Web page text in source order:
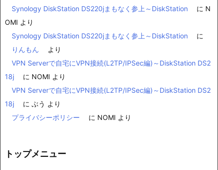
Synology DiskStation DS220jまもなく参上～DiskStation に N
OMI より
Synology DiskStation DS220jまもなく参上～DiskStation
に
りんもん
より
VPN Serverで自宅にVPN接続(L2TP/IPSec編)～DiskStation DS2
18j
に NOMI より
VPN Serverで自宅にVPN接続(L2TP/IPSec編)～DiskStation DS2
18j
に ぶう より
プライバシーポリシー
に NOMI より
トップメニュー